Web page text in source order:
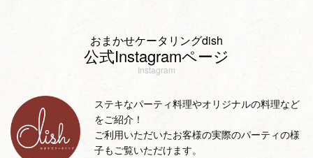
おまかせケータリングdish
公式Instagramページ
Instagram
ステキなパーティ料理やオリジナルの料理など
をご紹介！
ご利用いただいたお客様の実際のパーティの様
子もご覧いただけます。